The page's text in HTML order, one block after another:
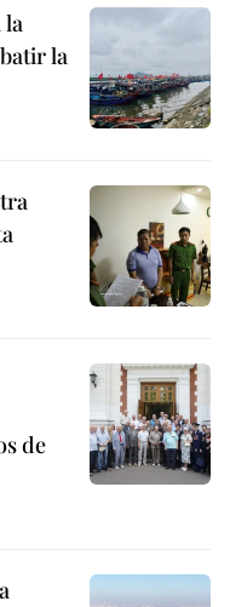
la
la
de